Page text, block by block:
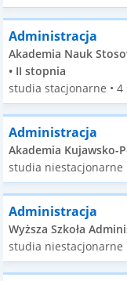
Administracja
Akademia Nauk
• II stopnia
studia stacjonarne • 4
Administracja
Akademia Kujawsko-
studia niestacjonarne
Administracja
Wyższa Szkoła
studia niestacjonarne